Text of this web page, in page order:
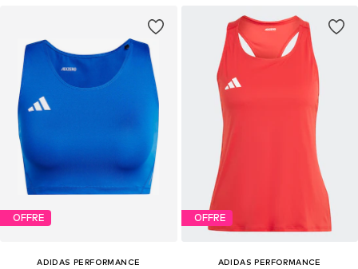
OFFRE
ADIDAS PERFORMANCE
OFFRE
ADIDAS PERFORMANCE